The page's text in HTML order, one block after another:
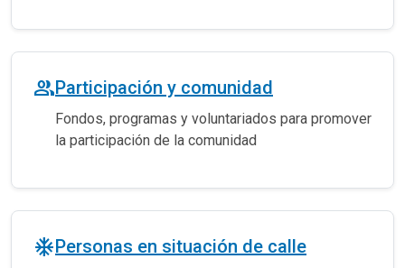
people_altParticipación y comunidad
Fondos, programas y voluntariados para promover
la participación de la comunidad
ac_unitPersonas en situación de calle